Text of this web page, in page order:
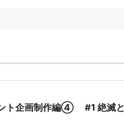
ト企画制作編④ #1 絶滅と